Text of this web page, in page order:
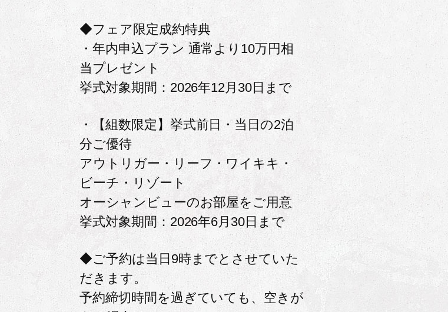
◆フェア限定成約特典
・年内申込プラン 通常より10万円相
当プレゼント
挙式対象期間：2026年12月30日まで
・【組数限定】挙式前日・当日の2泊
分ご優待
アウトリガー・リーフ・ワイキキ・
ビーチ・リゾート
オーシャンビューのお部屋をご用意
挙式対象期間：2026年6月30日まで
◆ご予約は当日9時までとさせていた
だきます。
予約締切時間を過ぎていても、空きが